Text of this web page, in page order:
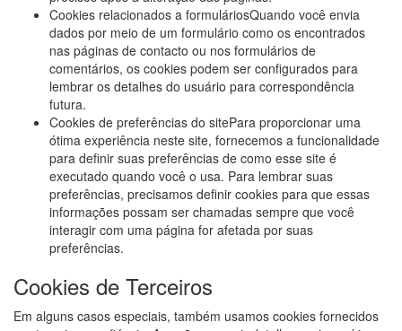
Cookies relacionados a formuláriosQuando você envia
dados por meio de um formulário como os encontrados
nas páginas de contacto ou nos formulários de
comentários, os cookies podem ser configurados para
lembrar os detalhes do usuário para correspondência
futura.
Cookies de preferências do sitePara proporcionar uma
ótima experiência neste site, fornecemos a funcionalidade
para definir suas preferências de como esse site é
executado quando você o usa. Para lembrar suas
preferências, precisamos definir cookies para que essas
informações possam ser chamadas sempre que você
interagir com uma página for afetada por suas
preferências.
Cookies de Terceiros
Em alguns casos especiais, também usamos cookies fornecidos